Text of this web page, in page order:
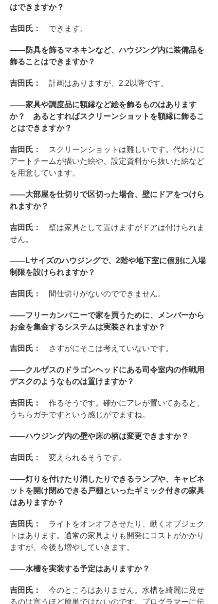
はできますか？
吉田氏： できます。
――防具を飾るマネキンなど、ハウジング内に装備品を
飾ることはできますか？
吉田氏： 計画はありますが、2.2以降です。
――家具や調度品に額縁など絵を飾るものはあります
か？ あるとすればスクリーンショットを額縁に飾るこ
とはできますか？
吉田氏：
スクリーンショットは難しいです。代わりに
アートチームが描いた絵や、設定資料から抜いた絵など
を用意しています。
――大部屋を仕切りで区切った場合、壁にドアをつけら
れますか？
吉田氏： 壁は家具として置けますがドアは付けられま
せん。
――Lサイズのハウジングで、2階や地下室に個別に入場
制限を設けられますか？
吉田氏： 間仕切りがないのでできません。
――フリーカンパニーで家を買うために、メンバーから
お金を集金するシステムは実装されますか？
吉田氏： さすがにそこは考えていないです。
――クルザスのドラゴンヘッドにある司令室内の作戦用
デスクのようなものは置けますか？
吉田氏： 作るそうです。確かにアレが置いてあると、
うちらガチですという感じがでますね。
――ハウジング内の壁や床の柄は変更できますか？
吉田氏： 変えられるそうです。
――灯りを付けたり消したりできるランプや、キャビネ
ットを開け閉めできる戸棚といったギミック付きの家具
はありますか？
吉田氏： ライトをオンオフさせたり、動くオブジェク
トはあります。通常の家具よりも開発にコストがかかり
ますが、今後も増やしていきます。
――水槽を実装する予定はありますか？
吉田氏： 今のところはありません。水槽を綺麗に見せ
るのは言うほど簡単ではないのです。プログラマーに伝